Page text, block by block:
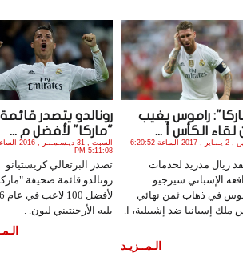
راموس يغيب
لقاء الكأس أ ...
الأثنين , 2 يـنـاير , 2017 الساعة 6:20:52
ريال مدريد لخدمات
الإسباني سيرجيو
في ذهاب ثمن نهائي
ملك إسبانيا ضد إشبيلية، ا.
الـمــزيـد
رونالدو يتصدر قائمة
"ماركا" لأفضل م ...
السبت , 31 ديـسـمـبـر ,
5:11:08 PM
تصدر البرتغالي كريستيانو
رونالدو قائمة صحيفة
يليه الأرجنتيني ليون. .